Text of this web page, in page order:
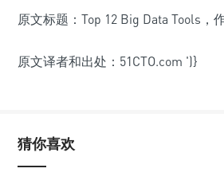
原文标题：Top 12 Big Data Tools，
原文译者和出处：51CTO.com ')}
猜你喜欢